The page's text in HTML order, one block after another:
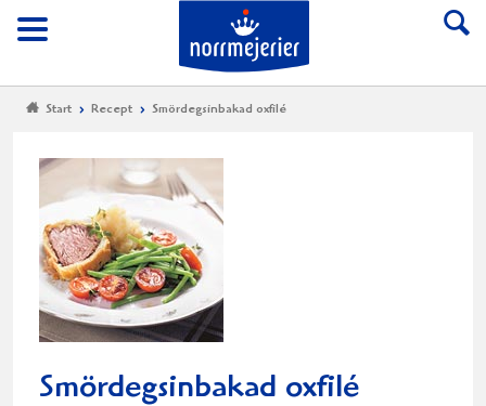
Meny
Till Norrmejerier
Start Recept Smördegsinbakad oxfilé
Smördegsinbakad oxfilé